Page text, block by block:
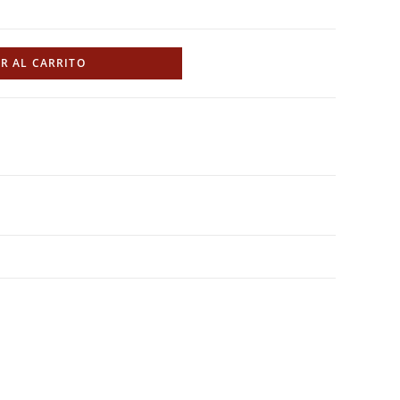
AL CARRITO